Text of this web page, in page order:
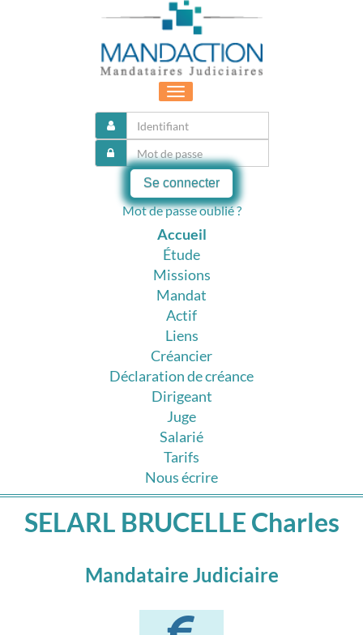
Toggle
navigation
Se connecter
Mot de passe oublié ?
Accueil
Étude
Missions
Mandat
Actif
Liens
Créancier
Déclaration de créance
Dirigeant
Juge
Salarié
Tarifs
Nous écrire
SELARL BRUCELLE Charles
Mandataire Judiciaire